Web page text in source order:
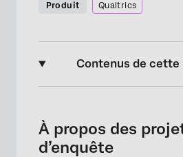
Produit Qualtrics
Contenus de cette
Création d’une enquête
FAQs
À propos des
d’enquête